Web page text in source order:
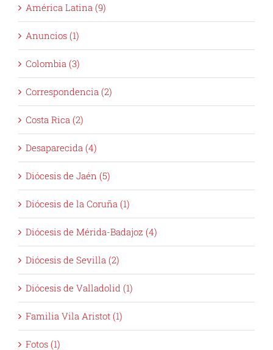
América Latina (9)
Anuncios (1)
Colombia (3)
Correspondencia (2)
Costa Rica (2)
Desaparecida (4)
Diócesis de Jaén (5)
Diócesis de la Coruña (1)
Diócesis de Mérida-Badajoz (4)
Diócesis de Sevilla (2)
Diócesis de Valladolid (1)
Familia Vila Aristot (1)
Fotos (1)